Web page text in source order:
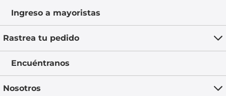
Ingreso a mayoristas
Rastrea tu pedido
Encuéntranos
Nosotros